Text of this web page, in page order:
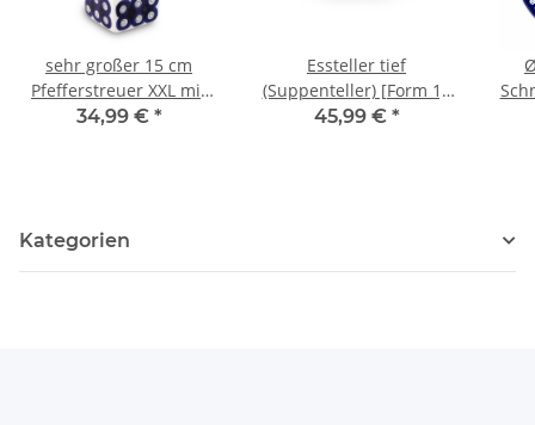
sehr großer 15 cm
Pfefferstreuer XXL mit
einem Loch Dekor 166a
34,99 € *
Essteller tief
(Suppenteller) [Form 1],
Ø 22,5 cm, Dekor 166a
45,99 € *
Kategorien